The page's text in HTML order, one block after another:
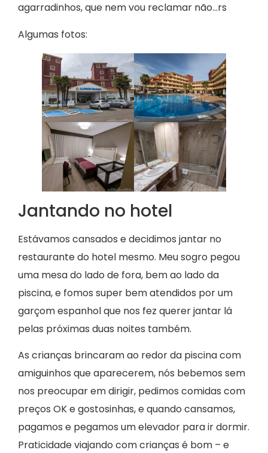
agarradinhos, que nem vou reclamar não…rs
Algumas fotos:
Jantando no hotel
Estávamos cansados e decidimos jantar no
restaurante do hotel mesmo. Meu sogro pegou
uma mesa do lado de fora, bem ao lado da
piscina, e fomos super bem atendidos por um
garçom espanhol que nos fez querer jantar lá
pelas próximas duas noites também.
As crianças brincaram ao redor da piscina com
amiguinhos que aparecerem, nós bebemos sem
nos preocupar em dirigir, pedimos comidas com
preços OK e gostosinhas, e quando cansamos,
pagamos e pegamos um elevador para ir dormir.
Praticidade viajando com crianças é bom – e